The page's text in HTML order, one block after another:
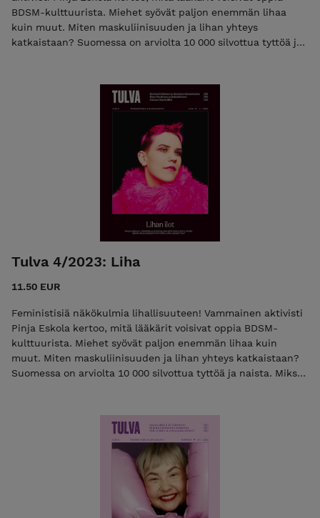
verkoston kaltainen intersektioonalisesti palestiinalaisten
asiaa ajava liike. paljon muuta: arvioita, ristikko, sarjakuva ja
jo tutuiksi tulleet vakiopalstat! Kyseessä on ennakkotilaus.
BDSM-kulttuurista. Miehet syövät paljon enemmän lihaa
kuin muut. Miten maskuliinisuuden ja lihan yhteys
katkaistaan? Suomessa on arviolta 10 000 silvottua tyttöä ja
historia opettaa väkivallattomuuteen Raisa Omaheimon
haastattelu: Näin läskiaktivismi tuli valtavirtaan Miten käydä
journalismia, sarjakuvaa ja kritiikkiä. Uutuutena
Tulva 4/2023: Liha
11.50 EUR
Feministisiä näkökulmia lihallisuuteen! Vammainen aktivisti
Pinja Eskola kertoo, mitä lääkärit voisivat oppia BDSM-
kulttuurista. Miehet syövät paljon enemmän lihaa kuin
muut. Miten maskuliinisuuden ja lihan yhteys katkaistaan?
Suomessa on arviolta 10 000 silvottua tyttöä ja naista. Miksei
opettaa väkivallattomuuteen Raisa Omaheimon haastattelu:
Näin läskiaktivismi tuli valtavirtaan Miten käydä salilla
altistumatta laihdutuskulttuurille? 50 sivun edestä
journalismia, sarjakuvaa ja kritiikkiä. Uutuutena